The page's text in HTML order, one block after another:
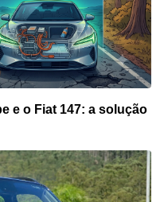
e o Fiat 147: a solução